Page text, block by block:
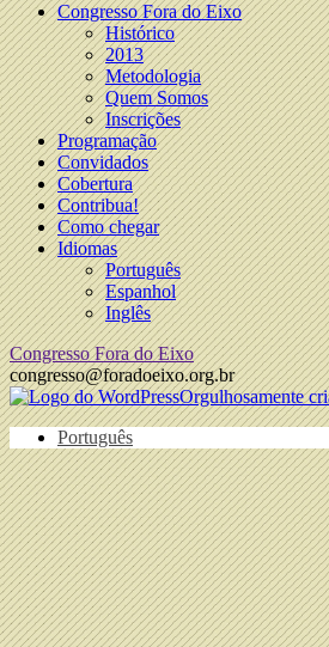
Congresso Fora do Eixo
Histórico
2013
Metodologia
Quem Somos
Inscrições
Programação
Convidados
Cobertura
Contribua!
Como chegar
Idiomas
Português
Espanhol
Inglês
Congresso Fora do Eixo
congresso@foradoeixo.org.br
Orgulhosamente
Português